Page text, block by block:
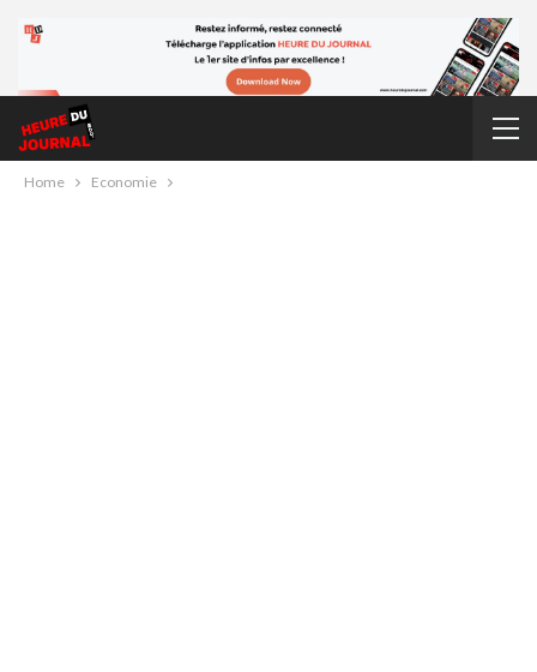
Home Economie